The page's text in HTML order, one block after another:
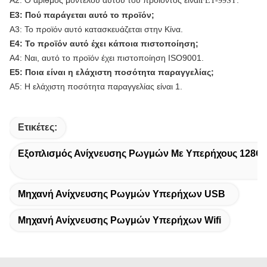
Ε3: Πού παράγεται αυτό το προϊόν;
Α3: Το προϊόν αυτό κατασκευάζεται στην Κίνα.
Ε4: Το προϊόν αυτό έχει κάποια πιστοποίηση;
Α4: Ναι, αυτό το προϊόν έχει πιστοποίηση ISO9001.
Ε5: Ποια είναι η ελάχιστη ποσότητα παραγγελίας;
Α5: Η ελάχιστη ποσότητα παραγγελίας είναι 1.
Ετικέτες:
Εξοπλισμός Ανίχνευσης Ρωγμών Με Υπερήχους
Μηχανή Ανίχνευσης Ρωγμών Υπερήχων USB
Μηχανή Ανίχνευσης Ρωγμών Υπερήχων Wifi